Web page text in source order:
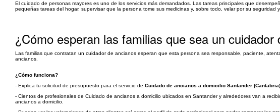
El cuidado de personas mayores es uno de los servicios más demandados. Las tareas principales que
pequeñas tareas del hogar, supervisar que la persona tome sus medicinas y, sobre todo, velar por su seguridad y
¿Cómo esperan las familias que sea un cuidador
Las familias que contratan un cuidador de ancianos esperan que esta persona sea responsable, paciente,
ancianos.
¿Cómo funciona?
- Explica tu solicitud de presupuesto para el servicio de Cuidado de ancianos a domicilio Santander (Cantabria)
- Cientos de profesionales de Cuidado de ancianos a domicilio ubicados en Santander y alrededores van a
ancianos a domicilio.